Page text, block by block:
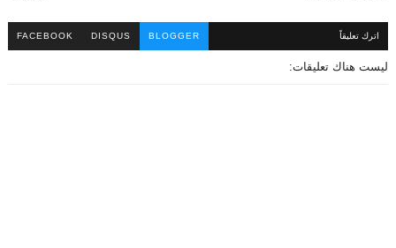
اترك تعليقاً BLOGGER
DISQUS
FACEBOOK
ليست هناك تعليقات: